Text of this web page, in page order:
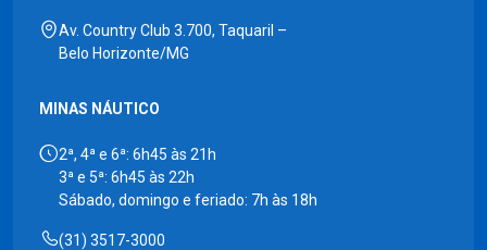
Av. Country Club 3.700, Taquaril –
Belo Horizonte/MG
MINAS NÁUTICO
2ª, 4ª e 6ª: 6h45 às 21h
3ª e 5ª: 6h45 às 22h
Sábado, domingo e feriado: 7h às 18h
(31) 3517-3000